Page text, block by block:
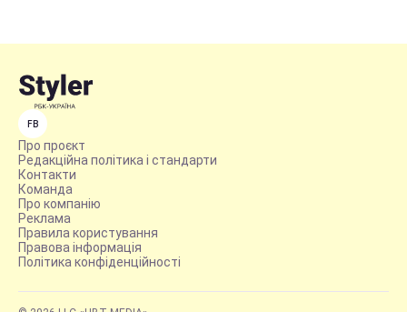
FB
Про проєкт
Редакційна політика і стандарти
Контакти
Команда
Про компанію
Реклама
Правила користування
Правова інформація
Політика конфіденційності